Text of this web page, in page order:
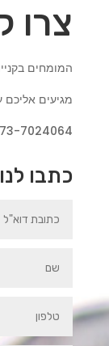
צרו
המומחים
מגיעים
7024064
כתבו לנו